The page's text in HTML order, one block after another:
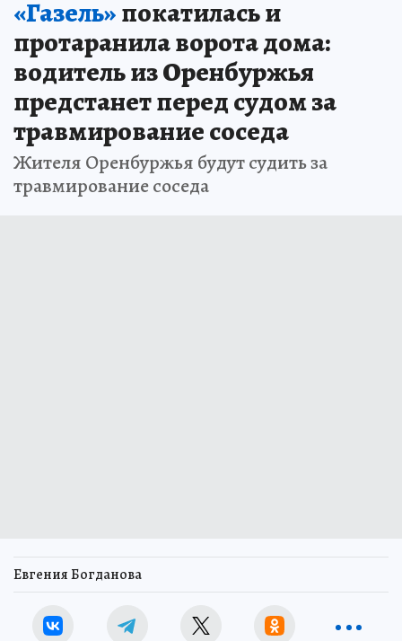
«Газель»покатилась и
протаранила ворота дома:
водитель из Оренбуржья
предстанет перед судом за
травмирование соседа
Жителя Оренбуржья будут судить за
травмирование соседа
Евгения Богданова